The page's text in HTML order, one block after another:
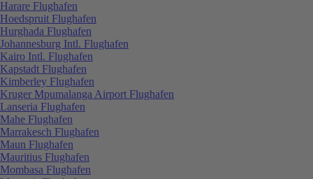
Harare Flughafen
Hoedspruit Flughafen
Hurghada Flughafen
Johannesburg Intl. Flughafen
Kairo Intl. Flughafen
Kapstadt Flughafen
Kimberley Flughafen
Kruger Mpumalanga Airport Flughafen
Lanseria Flughafen
Mahe Flughafen
Marrakesch Flughafen
Maun Flughafen
Mauritius Flughafen
Mombasa Flughafen